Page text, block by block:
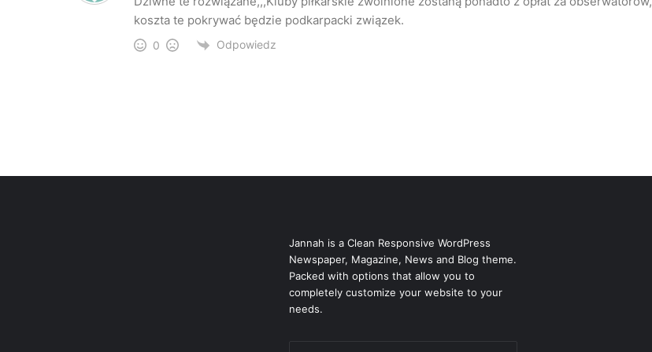
koszta te pokrywać będzie podkarpacki związek.
0 Odpowiedz
Jannah is a Clean Responsive WordPress
Newspaper, Magazine, News and Blog theme.
Packed with options that allow you to
completely customize your website to your
needs.